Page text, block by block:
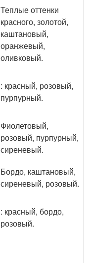
Теплые оттенки
красного, золотой,
каштановый,
оранжевый,
оливковый.
: красный, розовый,
пурпурный.
Фиолетовый,
розовый, пурпурный,
сиреневый.
Бордо, каштановый,
сиреневый, розовый.
: красный, бордо,
розовый.